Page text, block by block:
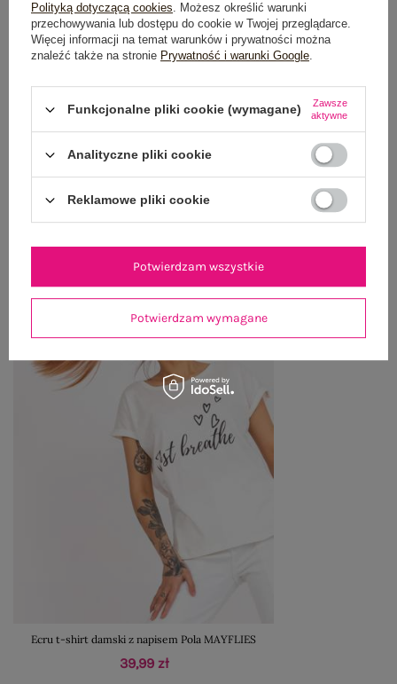
GŁÓWNE PARAMETRY
OPINIE O PRODUKCIE (1)
OSTATNIO OGLĄDANE
Ecru t-shirt damski z napisem Pola MAYFLIES
39,99 zł
Polityką dotyczącą cookies. Możesz określić warunki
przechowywania lub dostępu do cookie w Twojej przeglądarce.
Więcej informacji na temat warunków i prywatności można
znaleźć także na stronie Prywatność i warunki Google.
Funkcjonalne pliki cookie (wymagane)
Zawsze
aktywne
Analityczne pliki cookie
Reklamowe pliki cookie
Potwierdzam wymagane
Potwierdzam wszystkie